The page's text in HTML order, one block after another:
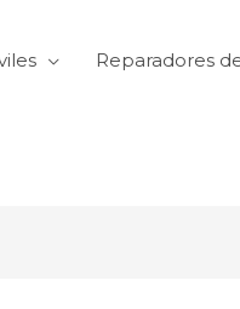
Reparadores